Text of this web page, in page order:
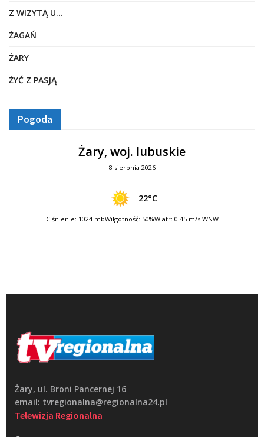
Z WIZYTĄ U…
ŻAGAŃ
ŻARY
ŻYĆ Z PASJĄ
Pogoda
Żary, woj. lubuskie
8 sierpnia 2026
22°C
Ciśnienie: 1024 mbWilgotność: 50%Wiatr: 0.45 m/s WNW
Żary, ul. Broni Pancernej 16
email: tvregionalna@regionalna24.pl
Telewizja Regionalna